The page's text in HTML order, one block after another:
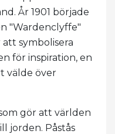
År 1901 började
"Wardenclyffe"
att symbolisera
för inspiration, en
välde över
gör att världen
jorden. Påstås